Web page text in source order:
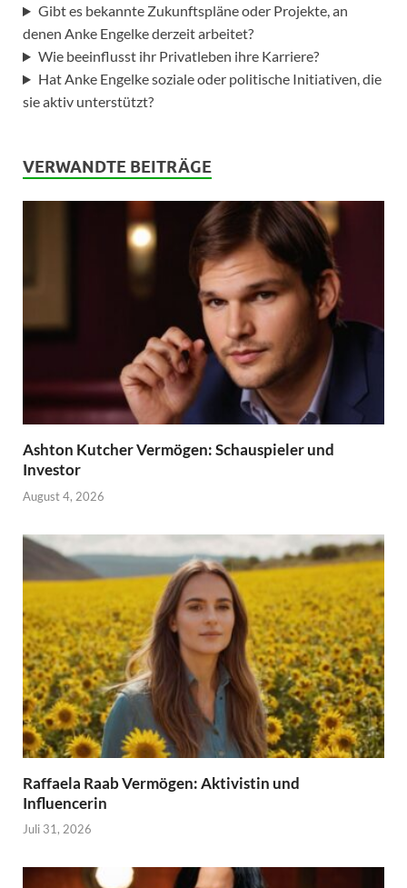
Gibt es bekannte Zukunftspläne oder Projekte, an
denen Anke Engelke derzeit arbeitet?
Wie beeinflusst ihr Privatleben ihre Karriere?
Hat Anke Engelke soziale oder politische Initiativen, die
sie aktiv unterstützt?
VERWANDTE BEITRÄGE
Ashton Kutcher Vermögen: Schauspieler und
Investor
August 4, 2026
Raffaela Raab Vermögen: Aktivistin und
Influencerin
Juli 31, 2026